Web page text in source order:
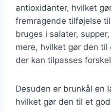
antioxidanter, hvilket
fremragende tilføjelse
bruges i salater,
mere, hvilket gør den til
der kan tilpasses
Desuden er brunkål en
hvilket gør den til et